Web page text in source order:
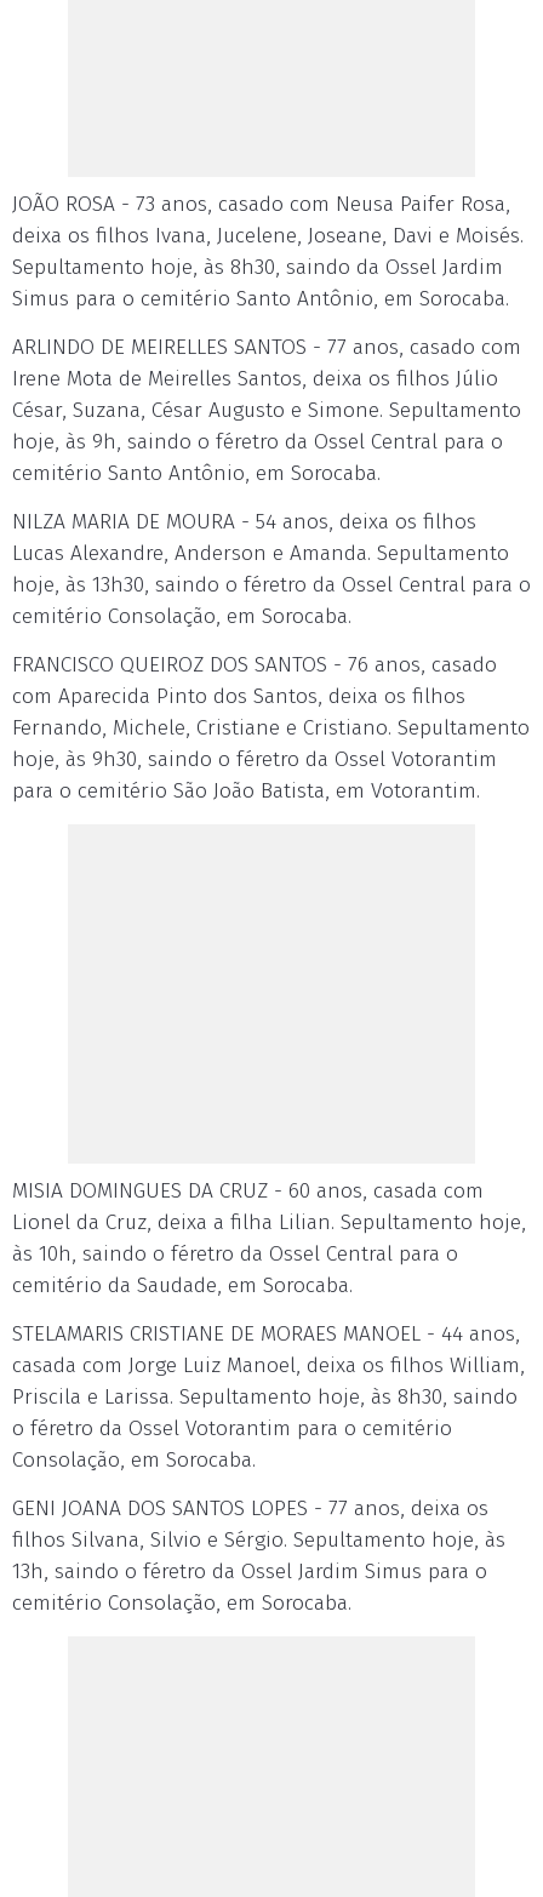
JOÃO ROSA - 73 anos, casado com Neusa Paifer Rosa,
deixa os filhos Ivana, Jucelene, Joseane, Davi e Moisés.
Sepultamento hoje, às 8h30, saindo da Ossel Jardim
Simus para o cemitério Santo Antônio, em Sorocaba.
ARLINDO DE MEIRELLES SANTOS - 77 anos, casado com
Irene Mota de Meirelles Santos, deixa os filhos Júlio
César, Suzana, César Augusto e Simone. Sepultamento
hoje, às 9h, saindo o féretro da Ossel Central para o
cemitério Santo Antônio, em Sorocaba.
NILZA MARIA DE MOURA - 54 anos, deixa os filhos
Lucas Alexandre, Anderson e Amanda. Sepultamento
hoje, às 13h30, saindo o féretro da Ossel Central para o
cemitério Consolação, em Sorocaba.
FRANCISCO QUEIROZ DOS SANTOS - 76 anos, casado
com Aparecida Pinto dos Santos, deixa os filhos
Fernando, Michele, Cristiane e Cristiano. Sepultamento
hoje, às 9h30, saindo o féretro da Ossel Votorantim
para o cemitério São João Batista, em Votorantim.
MISIA DOMINGUES DA CRUZ - 60 anos, casada com
Lionel da Cruz, deixa a filha Lilian. Sepultamento hoje,
às 10h, saindo o féretro da Ossel Central para o
cemitério da Saudade, em Sorocaba.
STELAMARIS CRISTIANE DE MORAES MANOEL - 44 anos,
casada com Jorge Luiz Manoel, deixa os filhos William,
Priscila e Larissa. Sepultamento hoje, às 8h30, saindo
o féretro da Ossel Votorantim para o cemitério
Consolação, em Sorocaba.
GENI JOANA DOS SANTOS LOPES - 77 anos, deixa os
filhos Silvana, Silvio e Sérgio. Sepultamento hoje, às
13h, saindo o féretro da Ossel Jardim Simus para o
cemitério Consolação, em Sorocaba.